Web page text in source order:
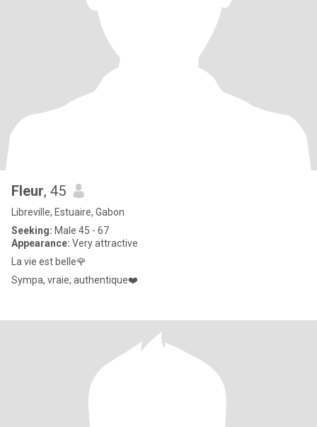
Fleur, 45
Libreville, Estuaire, Gabon
Seeking: Male 45 - 67
Appearance: Very attractive
La vie est belle🌹
Sympa, vraie, authentique❤️